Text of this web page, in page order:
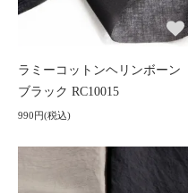
ラミーコットンヘリンボーン
ブラック RC10015
990円(税込)